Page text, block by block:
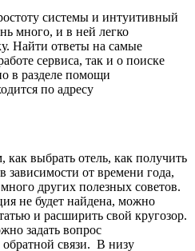
системы и интуитивный
много, и в ней легко
Найти ответы на самые
сервиса, так и о поиске
в разделе помощи
по адресу
как выбрать отель, как получить
зависимости от времени года,
других полезных советов.
не будет найдена, можно
и расширить свой кругозор.
задать вопрос
связи. В низу